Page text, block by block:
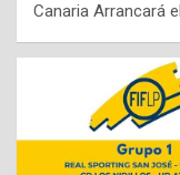
Canaria Arrancará